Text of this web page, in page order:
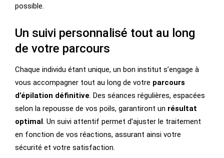
possible.
Un suivi personnalisé tout au long
de votre parcours
Chaque individu étant unique, un bon institut s’engage à
vous accompagner tout au long de votre parcours
d’épilation définitive. Des séances régulières, espacées
selon la repousse de vos poils, garantiront un résultat
optimal. Un suivi attentif permet d’ajuster le traitement
en fonction de vos réactions, assurant ainsi votre
sécurité et votre satisfaction.